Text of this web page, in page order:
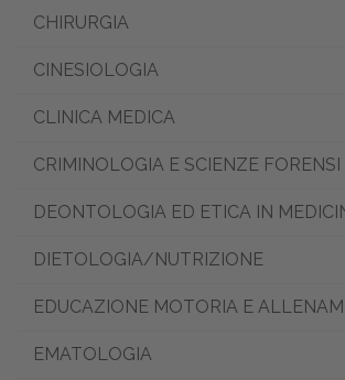
CHIRURGIA
CINESIOLOGIA
CLINICA MEDICA
CRIMINOLOGIA E SCIENZE FORENSI
DEONTOLOGIA ED ETICA IN
DIETOLOGIA/NUTRIZIONE
EDUCAZIONE MOTORIA E
EMATOLOGIA